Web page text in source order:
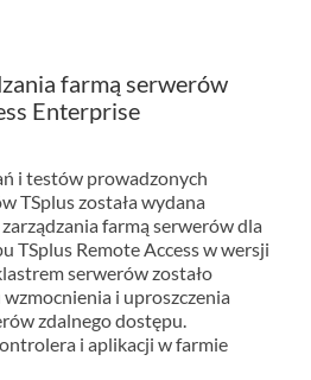
farmą serwerów
Enterprise
i testów prowadzonych
TSplus została wydana
farmą serwerów dla
TSplus Remote Access w wersji
serwerów zostało
i uproszczenia
zdalnego dostępu.
i aplikacji w farmie